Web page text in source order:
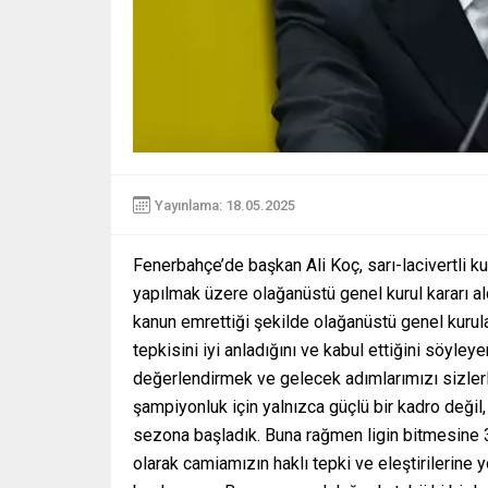
Yayınlama: 18.05.2025
Fenerbahçe’de başkan Ali Koç, sarı-lacivertli
yapılmak üzere olağanüstü genel kurul kararı
kanun emrettiği şekilde olağanüstü genel
tepkisini iyi anladığını ve kabul ettiğini
değerlendirmek ve gelecek adımlarımızı
şampiyonluk için yalnızca güçlü bir kadro
sezona başladık. Buna rağmen ligin bitmesine
olarak camiamızın haklı tepki ve eleştirilerine